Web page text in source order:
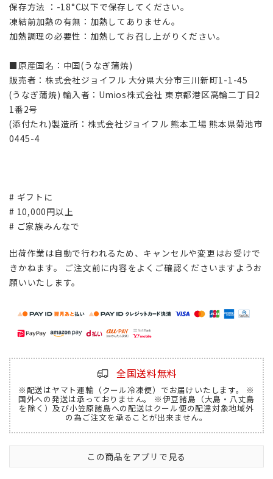
保存方法 ：-18°C以下で保存してください。
凍結前加熱の有無：加熱してありません。
加熱調理の必要性：加熱してお召し上がりください。
■原産国名：中国(うなぎ蒲焼)
販売者：株式会社ジョイフル 大分県大分市三川新町1-1-45
(うなぎ蒲焼) 輸入者：Umios株式会社 東京都港区高輪二丁目2
1番2号
(添付たれ)製造所：株式会社ジョイフル 熊本工場 熊本県菊池市
0445-4
# ギフトに
# 10,000円以上
# ご家族みんなで
出荷作業は自動で行われるため、キャンセルや変更はお受けで
きかねます。 ご注文前に内容をよくご確認くださいますようお
願いいたします。
全国送料無料
※配送はヤマト運輸（クール冷凍便）でお届けいたします。 ※
国外への発送は承っておりません。 ※伊豆諸島（大島・八丈島
を除く）及び小笠原諸島への配送はクール便の配達対象地域外
の為ご注文を承ることが出来ません。
この商品をアプリで見る